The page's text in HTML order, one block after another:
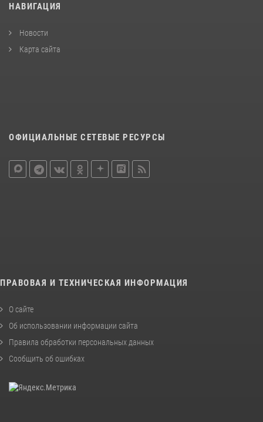
НАВИГАЦИЯ
Новости
Карта сайта
ОФИЦИАЛЬНЫЕ СЕТЕВЫЕ РЕСУРСЫ
ПРАВОВАЯ И ТЕХНИЧЕСКАЯ ИНФОРМАЦИЯ
О сайте
Об использовании информации сайта
Правила обработки персональных данных
Сообщить об ошибках